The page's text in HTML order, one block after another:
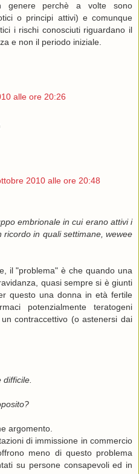
genere perchè a volte sono
o principi attivi) e comunque
i rischi conosciuti riguardano il
e non il periodo iniziale.
alle ore 20:26
2010 alle ore 20:48
embrionale in cui erano attivi i
ricordo in quali settimane, wewee
il "problema" è che quando una
quasi sempre si è giunti
questo una donna in età fertile
potenzialmente teratogeni
contraccettivo (o astenersi dai
difficile.
argomento.
di immissione in commercio
meno di questo problema
su persone consapevoli ed in